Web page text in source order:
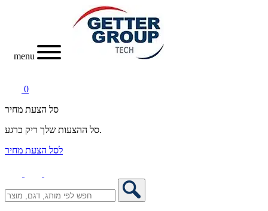
menu
0
סל הצעת מחיר
סל ההצעות שלך ריק כרגע.
לסל הצעת מחיר